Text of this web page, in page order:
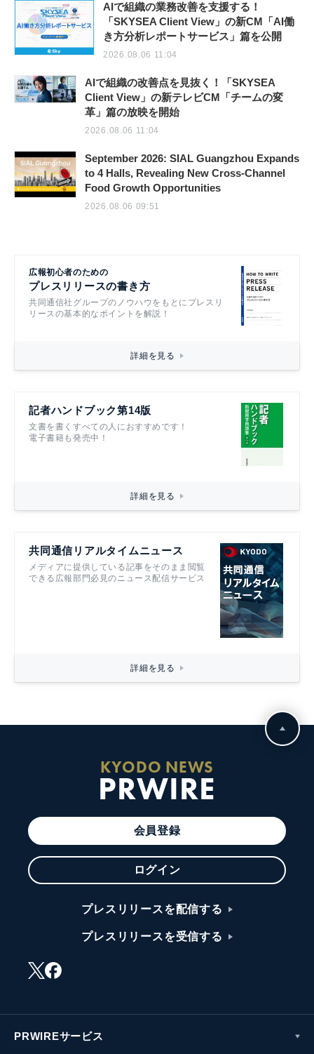
AIで組織の業務改善を支援する！
「SKYSEA Client View」の新CM「AI働
き方分析レポートサービス」篇を公開
2026.08.06 11:04
AIで組織の改善点を見抜く！「SKYSEA
Client View」の新テレビCM「チームの変
革」篇の放映を開始
2026.08.06 11:04
September 2026: SIAL Guangzhou Expands
to 4 Halls, Revealing New Cross-Channel
Food Growth Opportunities
2026.08.06 09:51
広報初心者のための
プレスリリースの書き方
共同通信社グループのノウハウをもとにプレスリ
リースの基本的なポイントを解説！
詳細を見る
記者ハンドブック第14版
文書を書くすべての人におすすめです！
電子書籍も発売中！
詳細を見る
共同通信リアルタイムニュース
メディアに提供している記事をそのまま閲覧
できる広報部門必見のニュース配信サービス
詳細を見る
KYODO NEWS
PRWIRE
会員登録
ログイン
プレスリリースを配信する
プレスリリースを受信する
PRWIREサービス